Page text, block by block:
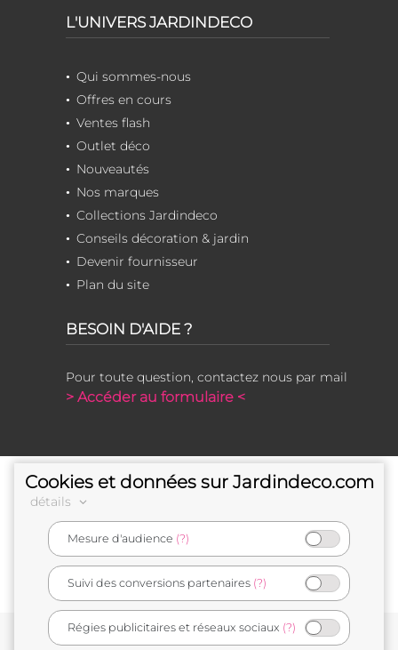
L'UNIVERS JARDINDECO
Qui sommes-nous
Offres en cours
Ventes flash
Outlet déco
Nouveautés
Nos marques
Collections Jardindeco
Conseils décoration & jardin
Devenir fournisseur
Plan du site
BESOIN D'AIDE ?
Pour toute question, contactez nous par mail
> Accéder au formulaire <
e-commerçant français
Cookies et données sur Jardindeco.com
détails
Mesure d'audience (?)
Suivi des conversions partenaires (?)
Régies publicitaires et réseaux sociaux (?)